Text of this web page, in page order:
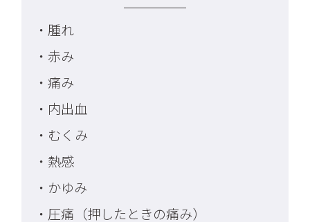
・腫れ
・赤み
・痛み
・内出血
・むくみ
・熱感
・かゆみ
・圧痛（押したときの痛み）